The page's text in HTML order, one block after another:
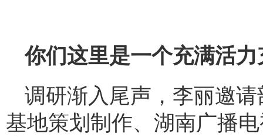
你们这里是一个充满活力
调研渐入尾声，李丽邀
基地策划制作、湖南广播